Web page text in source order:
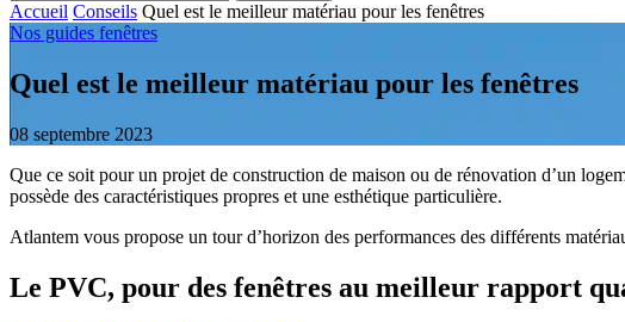
Accueil Conseils Quel est le meilleur matériau pour les fenêtres
Nos guides fenêtres
Quel est le meilleur matériau pour les fenêtres
08 septembre 2023
Que ce soit pour un projet de construction de maison ou de rénovation d’un
possède des caractéristiques propres et une esthétique particulière.
Atlantem vous propose un tour d’horizon des performances des différents
Le PVC, pour des fenêtres au meilleur rapport